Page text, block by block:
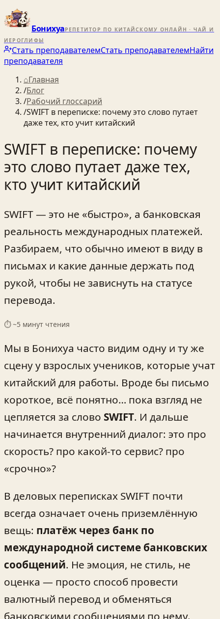
БонихуаРЕПЕТИТОР ПО КИТАЙСКОМУ ОНЛАЙН · ЧАЙ И
ИЕРОГЛИФЫ
Стать преподавателемСтать преподавателемНайти
преподавателя
⌂Главная
/Блог
/Рабочий глоссарий
/SWIFT в переписке: почему это слово путает
даже тех, кто учит китайский
SWIFT в переписке: почему
это слово путает даже тех,
кто учит китайский
SWIFT — это не «быстро», а банковская
реальность международных платежей.
Разбираем, что обычно имеют в виду в
письмах и какие данные держать под
рукой, чтобы не зависнуть на статусе
перевода.
⏱ ~5 минут чтения
Мы в Бонихуа часто видим одну и ту же
сцену у взрослых учеников, которые учат
китайский для работы. Вроде бы письмо
короткое, всё понятно… пока взгляд не
цепляется за слово SWIFT. И дальше
начинается внутренний диалог: это про
скорость? про какой-то сервис? про
«срочно»?
В деловых переписках SWIFT почти
всегда означает очень приземлённую
вещь: платёж через банк по
международной системе банковских
сообщений. Не эмоция, не стиль, не
оценка — просто способ провести
валютный перевод и обменяться
банковскими сообщениями по нему.